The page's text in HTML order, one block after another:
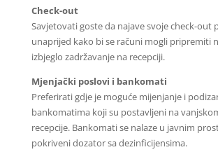
Check-out
Savjetovati goste da najave svoje check-out
unaprijed kako bi se računi mogli pripremiti
izbjeglo zadržavanje na recepciji.
Mjenjački poslovi i bankomati
Preferirati gdje je moguće mijenjanje i
bankomatima koji su postavljeni na
recepcije. Bankomati se nalaze u javnim
pokriveni dozator sa dezinficijensima.